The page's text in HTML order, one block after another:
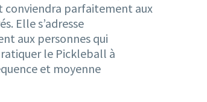
conviendra parfaitement aux
Elle s’adresse
aux personnes qui
le Pickleball à
et moyenne